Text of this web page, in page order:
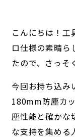
こんにちは！工
ロ仕様の素晴ら
たので、さっそ
今回お持ち込み
180mm防塵カ
塵性能と確かな
な支持を集める